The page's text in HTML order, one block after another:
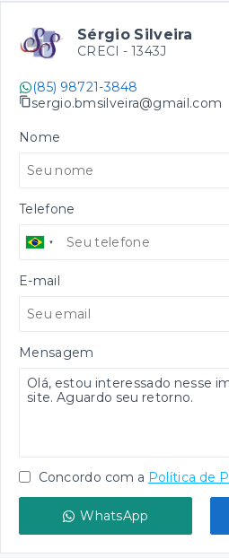
Sérgio Silveira
CRECI - 1343J
(85) 98721-3848
sergio.bmsilveira@gmail.com
Nome
Telefone
E-mail
Mensagem
Concordo com a Política de
WhatsApp